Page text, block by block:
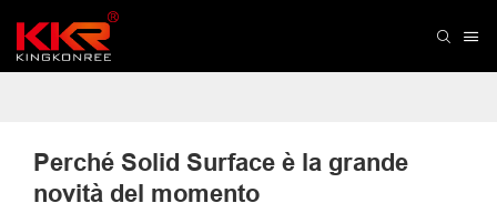
Perché Solid Surface è la grande
novità del momento